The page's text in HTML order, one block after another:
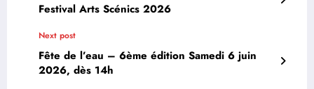
Festival Arts Scénics 2026
Next post
Fête de l’eau – 6ème édition Samedi 6 juin
2026, dès 14h